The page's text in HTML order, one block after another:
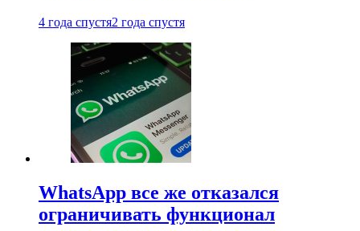
4 года спустя2 года спустя
WhatsApp все же отказался
ограничивать функционал